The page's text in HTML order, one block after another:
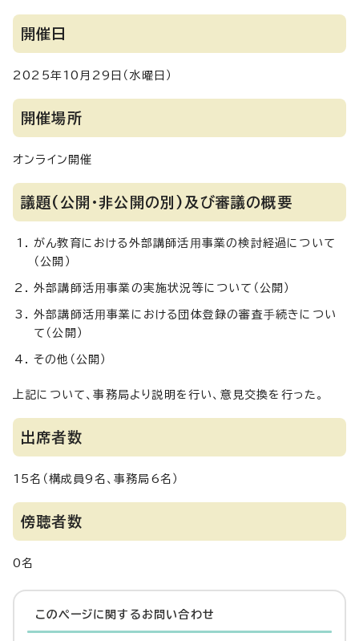
開催日
2025年10月29日（水曜日）
開催場所
オンライン開催
議題(公開・非公開の別)及び審議の概要
がん教育における外部講師活⽤事業の検討経過について
（公開）
外部講師活⽤事業の実施状況等について（公開）
外部講師活⽤事業における団体登録の審査⼿続きについ
て（公開）
その他（公開）
上記について、事務局より説明を行い、意見交換を行った。
出席者数
15名（構成員9名、事務局6名）
傍聴者数
0名
このページに関する お問い合わせ